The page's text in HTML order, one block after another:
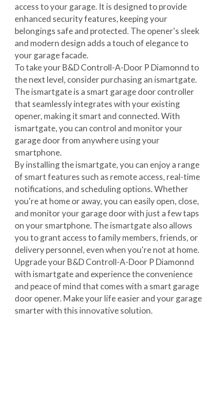
access to your garage. It is designed to provide
enhanced security features, keeping your
belongings safe and protected. The opener's sleek
and modern design adds a touch of elegance to
your garage facade.
To take your B&D Controll-A-Door P Diamonnd to
the next level, consider purchasing an ismartgate.
The ismartgate is a smart garage door controller
that seamlessly integrates with your existing
opener, making it smart and connected. With
ismartgate, you can control and monitor your
garage door from anywhere using your
smartphone.
By installing the ismartgate, you can enjoy a range
of smart features such as remote access, real-time
notifications, and scheduling options. Whether
you're at home or away, you can easily open, close,
and monitor your garage door with just a few taps
on your smartphone. The ismartgate also allows
you to grant access to family members, friends, or
delivery personnel, even when you're not at home.
Upgrade your B&D Controll-A-Door P Diamonnd
with ismartgate and experience the convenience
and peace of mind that comes with a smart garage
door opener. Make your life easier and your garage
smarter with this innovative solution.